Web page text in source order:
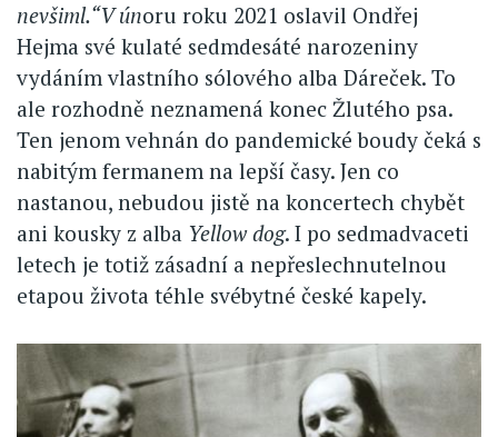
nevšiml.“V únoru roku 2021 oslavil Ondřej
Hejma své kulaté sedmdesáté narozeniny
vydáním vlastního sólového alba Dáreček. To
ale rozhodně neznamená konec Žlutého psa.
Ten jenom vehnán do pandemické boudy čeká s
nabitým fermanem na lepší časy. Jen co
nastanou, nebudou jistě na koncertech chybět
ani kousky z alba Yellow dog. I po sedmadvaceti
letech je totiž zásadní a nepřeslechnutelnou
etapou života téhle svébytné české kapely.